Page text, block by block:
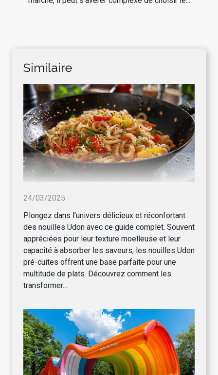
Similaire
24/03/2025
Plongez dans l'univers délicieux et réconfortant
des nouilles Udon avec ce guide complet. Souvent
appréciées pour leur texture moelleuse et leur
capacité à absorber les saveurs, les nouilles Udon
pré-cuites offrent une base parfaite pour une
multitude de plats. Découvrez comment les
transformer...